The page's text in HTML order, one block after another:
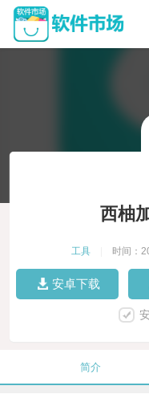
西柚
工具 时间：
安卓下载
简介